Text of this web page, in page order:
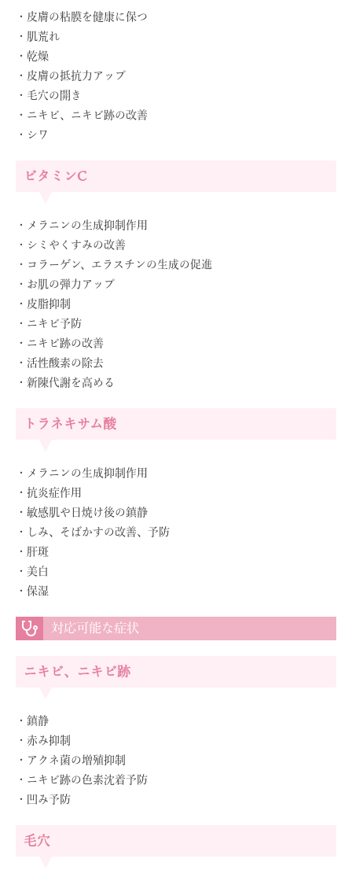
・皮膚の粘膜を健康に保つ
・肌荒れ
・乾燥
・皮膚の抵抗力アップ
・毛穴の開き
・ニキビ、ニキビ跡の改善
・シワ
ビタミンC
・メラニンの生成抑制作用
・シミやくすみの改善
・コラーゲン、エラスチンの生成の促進
・お肌の弾力アップ
・皮脂抑制
・ニキビ予防
・ニキビ跡の改善
・活性酸素の除去
・新陳代謝を高める
トラネキサム酸
・メラニンの生成抑制作用
・抗炎症作用
・敏感肌や日焼け後の鎮静
・しみ、そばかすの改善、予防
・肝斑
・美白
・保湿
対応可能な症状
ニキビ、ニキビ跡
・鎮静
・赤み抑制
・アクネ菌の増殖抑制
・ニキビ跡の色素沈着予防
・凹み予防
毛穴